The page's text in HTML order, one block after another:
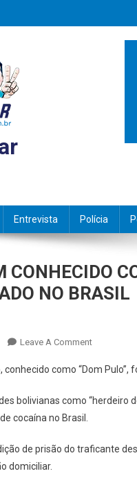
Entrevista Polícia
CONHECIDO
NO BRASIL
Leave A CommentOn
PULO”,
DE
como “Dom Pulo”,
bolivianas como “herdeiro
cocaína no Brasil.
de prisão do traficante
domiciliar.